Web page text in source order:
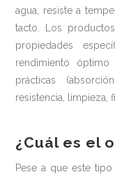
agua, resiste a
tacto. Los
propiedades
rendimiento
prácticas
resistencia, limpieza,
¿Cuál es el
Pese a que este